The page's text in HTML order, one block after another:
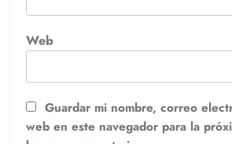
Web
Guardar mi nombre, correo
web en este navegador para la